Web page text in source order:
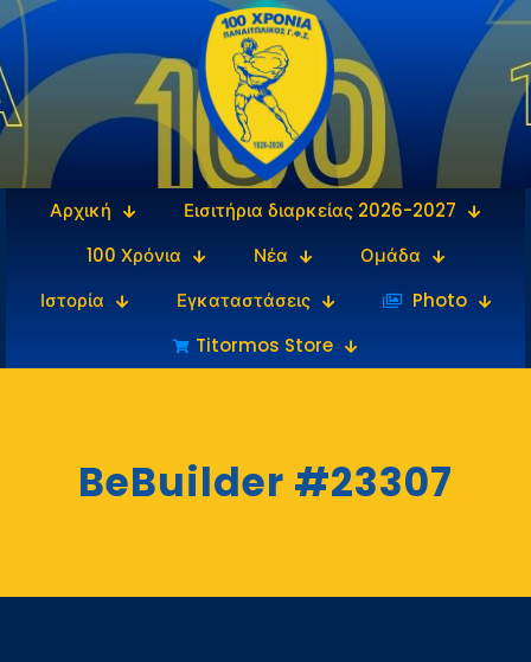
Αρχική
Εισιτήρια διαρκείας 2026-2027
100 Χρόνια
Νέα
Ομάδα
Ιστορία
Εγκαταστάσεις
‎‏‏‎ ‎Photo
Titormos Store
BeBuilder #23307